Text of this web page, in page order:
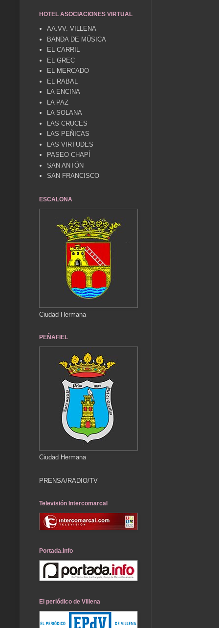
HOTEL ASOCIACIONES VIRTUAL
AA.VV. VILLENA
BANDA DE MÚSICA
EL CARRIL
EL GREC
EL MERCADO
EL RABAL
LA ENCINA
LA PAZ
LA SOLANA
LAS CRUCES
LAS PEÑICAS
LAS VIRTUDES
PASEO CHAPÍ
SAN ANTÓN
SAN FRANCISCO
ESCALONA
Ciudad Hermana
PEÑAFIEL
Ciudad Hermana
PRENSA/RADIO/TV
Televisión Intercomarcal
Portada.info
El periódico de Villena